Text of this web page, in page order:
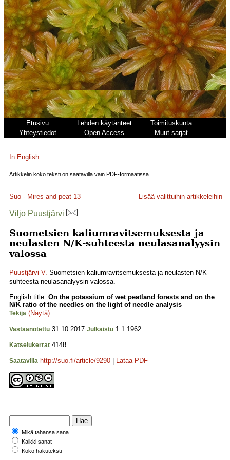
Etusivu Lehden käytänteet
Toimituskunta
Yhteystiedot
Open Access Muut sarjat
In English
Artikkelin koko teksti on saatavilla vain PDF-formaatissa.
Suo - Mires and peat 13 Lisää valittuihin artikkeleihin
Viljo Puustjärvi
Suometsien kaliumravitsemuksesta ja
neulasten N/K-suhteesta neulasanalyysin
valossa
Puustjärvi V. Suometsien kaliumravitsemuksesta ja neulasten N/K-
suhteesta neulasanalyysin valossa.
English title: On the potassium of wet peatland forests and on the
N/K ratio of the needles on the light of needle analysis
Tekijä (Näytä)
Vastaanotettu 31.10.2017 Julkaistu 1.1.1962
Katselukerrat 4148
Saatavilla http://suo.fi/article/9290 Lataa PDF
Mikä tahansa sana
Kaikki sanat
Koko hakuteksti